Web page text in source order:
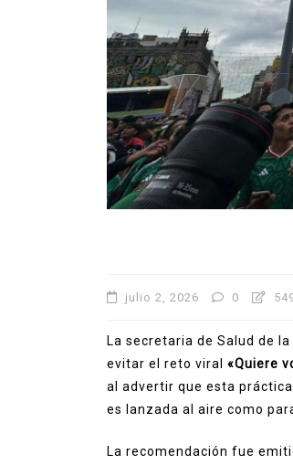
julio 2, 2026 0
La secretaria de Salud de la
evitar el reto viral «Quiere
al advertir que esta
es lanzada al aire como
La recomendación fue